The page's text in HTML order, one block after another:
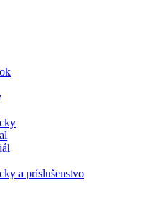
a príslušenstvo